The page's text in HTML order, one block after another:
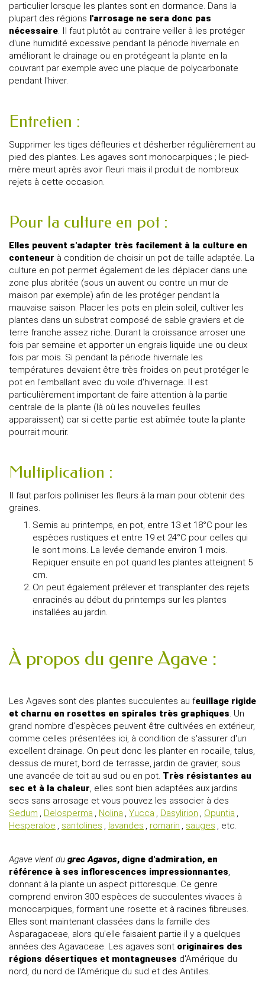
particulier lorsque les plantes sont en dormance. Dans la
plupart des régions l'arrosage ne sera donc pas
nécessaire. Il faut plutôt au contraire veiller à les protéger
d'une humidité excessive pendant la période hivernale en
améliorant le drainage ou en protégeant la plante en la
couvrant par exemple avec une plaque de polycarbonate
pendant l'hiver.
Entretien :
Supprimer les tiges défleuries et désherber régulièrement au
pied des plantes. Les agaves sont monocarpiques ; le pied-
mère meurt après avoir fleuri mais il produit de nombreux
rejets à cette occasion.
Pour la culture en pot :
Elles peuvent s'adapter très facilement à la culture en
conteneur à condition de choisir un pot de taille adaptée. La
culture en pot permet également de les déplacer dans une
zone plus abritée (sous un auvent ou contre un mur de
maison par exemple) afin de les protéger pendant la
mauvaise saison. Placer les pots en plein soleil, cultiver les
plantes dans un substrat composé de sable graviers et de
terre franche assez riche. Durant la croissance arroser une
fois par semaine et apporter un engrais liquide une ou deux
fois par mois. Si pendant la période hivernale les
températures devaient être très froides on peut protéger le
pot en l'emballant avec du voile d'hivernage. Il est
particulièrement important de faire attention à la partie
centrale de la plante (là où les nouvelles feuilles
apparaissent) car si cette partie est abîmée toute la plante
pourrait mourir.
Multiplication :
Il faut parfois polliniser les fleurs à la main pour obtenir des
graines.
Semis au printemps, en pot, entre 13 et 18°C pour les
espèces rustiques et entre 19 et 24°C pour celles qui
le sont moins. La levée demande environ 1 mois.
Repiquer ensuite en pot quand les plantes atteignent 5
cm.
On peut également prélever et transplanter des rejets
enracinés au début du printemps sur les plantes
installées au jardin.
À propos du genre Agave :
Les Agaves sont des plantes succulentes au feuillage rigide
et charnu en rosettes en spirales très graphiques. Un
grand nombre d'espèces peuvent être cultivées en extérieur,
comme celles présentées ici, à condition de s'assurer d'un
excellent drainage. On peut donc les planter en rocaille, talus,
dessus de muret, bord de terrasse, jardin de gravier, sous
une avancée de toit au sud ou en pot. Très résistantes au
sec et à la chaleur, elles sont bien adaptées aux jardins
secs sans arrosage et vous pouvez les associer à des
Sedum , Delosperma , Nolina , Yucca , Dasylirion , Opuntia ,
Hesperaloe , santolines , lavandes , romarin , sauges , etc.
Agave vient du grec Agavos, digne d'admiration, en
référence à ses inflorescences impressionnantes,
donnant à la plante un aspect pittoresque. Ce genre
comprend environ 300 espèces de succulentes vivaces à
monocarpiques, formant une rosette et à racines fibreuses.
Elles sont maintenant classées dans la famille des
Asparagaceae, alors qu'elle faisaient partie il y a quelques
années des Agavaceae. Les agaves sont originaires des
régions désertiques et montagneuses d'Amérique du
nord, du nord de l'Amérique du sud et des Antilles.